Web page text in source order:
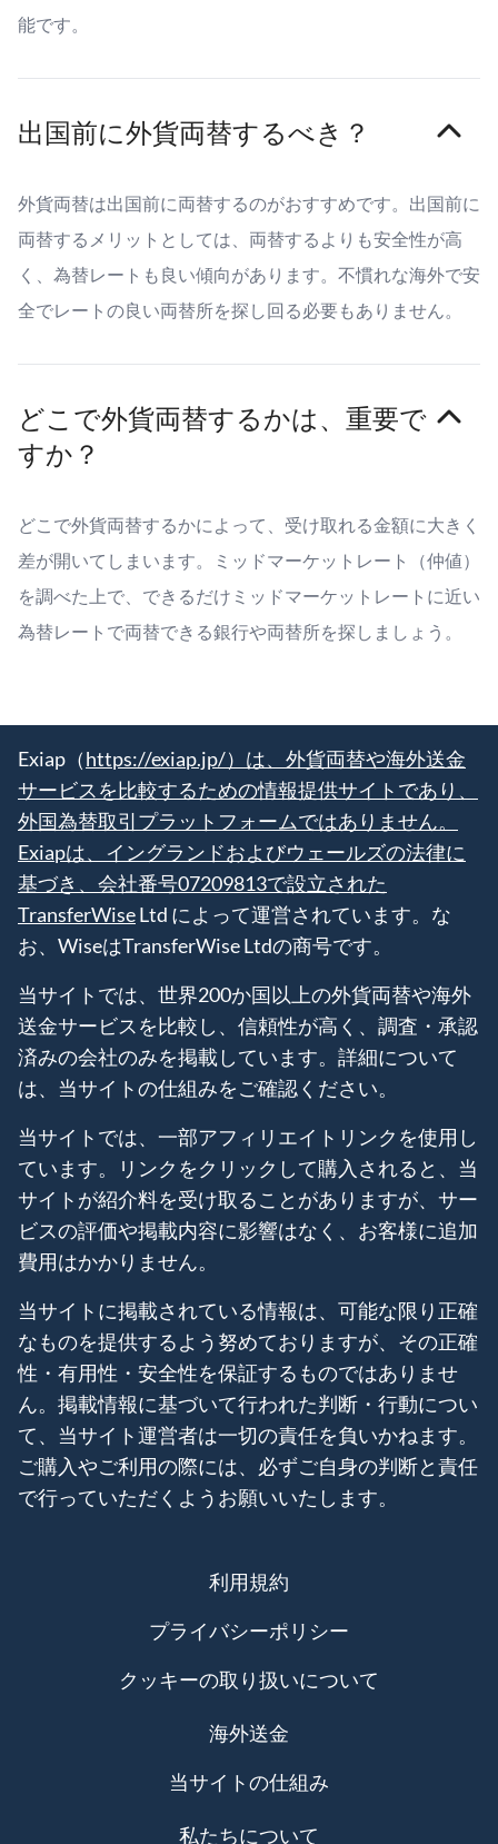
能です。
出国前に外貨両替するべき？
外貨両替は出国前に両替するのがおすすめです。出国前に
両替するメリットとしては、両替するよりも安全性が高
く、為替レートも良い傾向があります。不慣れな海外で安
全でレートの良い両替所を探し回る必要もありません。
どこで外貨両替するかは、重要で
すか？
どこで外貨両替するかによって、受け取れる金額に大きく
差が開いてしまいます。ミッドマーケットレート（仲値）
を調べた上で、できるだけミッドマーケットレートに近い
為替レートで両替できる銀行や両替所を探しましょう。
Exiap（https://exiap.jp/）は、外貨両替や海外送金
サービスを比較するための情報提供サイトであり、
外国為替取引プラットフォームではありません。
Exiapは、イングランドおよびウェールズの法律に
基づき、会社番号07209813で設立された
TransferWiseLtd によって運営されています。な
お、WiseはTransferWise Ltdの商号です。
当サイトでは、世界200か国以上の外貨両替や海外
送金サービスを比較し、信頼性が高く、調査・承認
済みの会社のみを掲載しています。詳細について
は、当サイトの仕組みをご確認ください。
当サイトでは、一部アフィリエイトリンクを使用し
ています。リンクをクリックして購入されると、当
サイトが紹介料を受け取ることがありますが、サー
ビスの評価や掲載内容に影響はなく、お客様に追加
費用はかかりません。
当サイトに掲載されている情報は、可能な限り正確
なものを提供するよう努めておりますが、その正確
性・有用性・安全性を保証するものではありませ
ん。掲載情報に基づいて行われた判断・行動につい
て、当サイト運営者は一切の責任を負いかねます。
ご購入やご利用の際には、必ずご自身の判断と責任
で行っていただくようお願いいたします。
利用規約
プライバシーポリシー
クッキーの取り扱いについて
海外送金
当サイトの仕組み
私たちについて